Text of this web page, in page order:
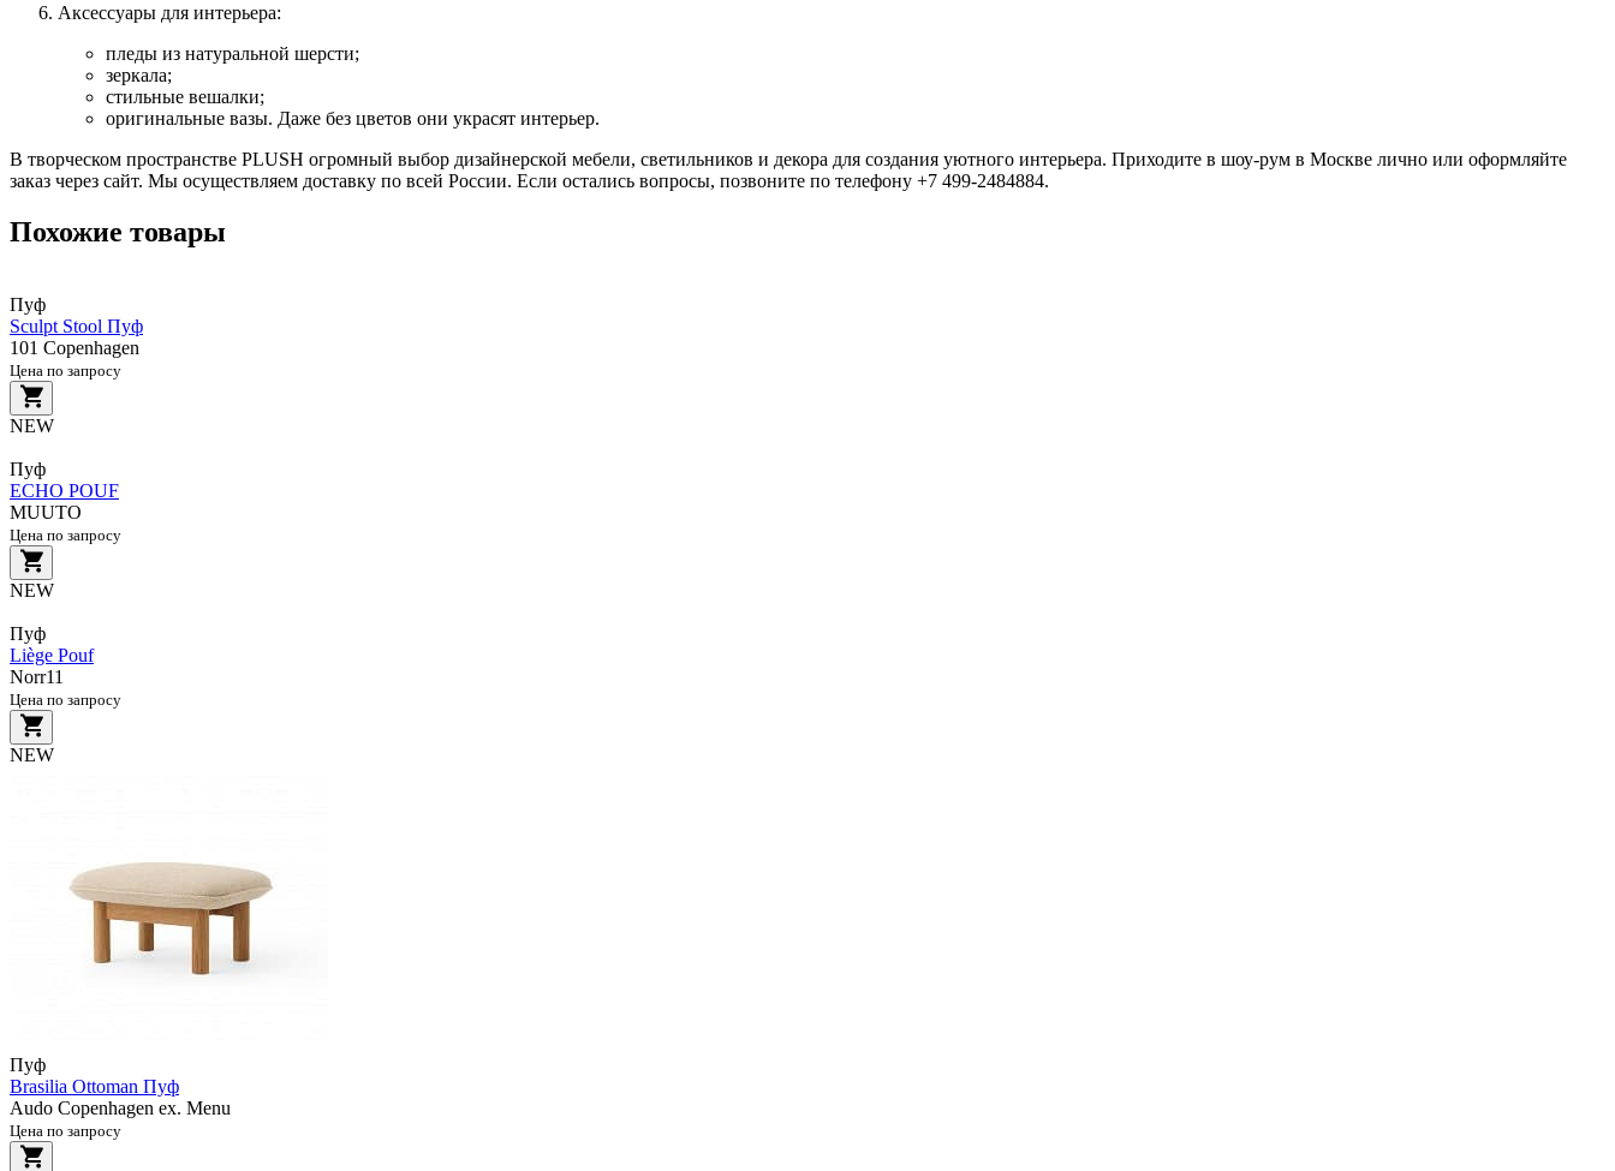
Аксессуары для интерьера:
пледы из натуральной шерсти;
зеркала;
стильные вешалки;
оригинальные вазы. Даже без цветов они украсят интерьер.
В творческом пространстве PLUSH огромный выбор дизайнерской мебели, светильников и декора для создания уютного интерьера. Приходите в шоу-рум в Москве лично или оформляйте
заказ через сайт. Мы осуществляем доставку по всей России. Если остались вопросы, позвоните по телефону +7 499-2484884.
Похожие товары
Пуф
Sculpt Stool Пуф
101 Copenhagen
Цена по запросу
NEW
Пуф
ECHO POUF
MUUTO
Цена по запросу
NEW
Пуф
Liège Pouf
Norr11
Цена по запросу
NEW
Пуф
Brasilia Ottoman Пуф
Audo Copenhagen ex. Menu
Цена по запросу